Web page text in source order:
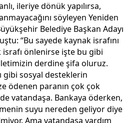
ileriye dönük yapılırsa,
söyleyen Yeniden
Belediye Başkan Adayı
“Bu sayede kaynak israfını
önlenirse işte bu gibi
derdine şifa oluruz.
gibi sosyal desteklerin
ödenen paranın çok çok
vatandaşa. Bankaya öderken,
suyu nereden geliyor diye
Ama vatandaşa yardım